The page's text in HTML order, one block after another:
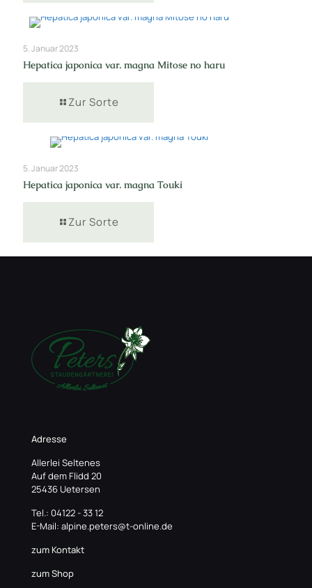
5. Januar 2023
Hepatica japonica var. magna Mitose no haru
Zur Sorte
5. Januar 2023
Hepatica japonica var. magna Touki
Zur Sorte
Adresse
Allerlei Seltenes
Auf dem Flidd 20
25436 Uetersen
Tel.: 04122 - 33 12
E-Mail: alpine.peters@t-online.de
zum Kontakt
zum Shop